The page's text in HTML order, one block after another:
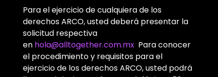
Para el ejercicio de cualquiera de los
derechos ARCO, usted deberá presentar la
solicitud respectiva
en hola@alltogether.com.mx Para conocer
el procedimiento y requisitos para el
ejercicio de los derechos ARCO, usted podrá